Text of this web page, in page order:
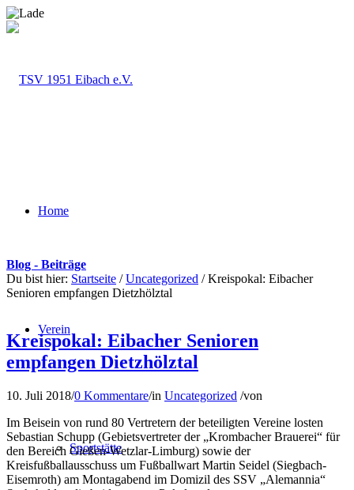
Home
Verein
Sportstätte
Blog - Beiträge
Du bist hier: Startseite / Uncategorized / Kreispokal: Eibacher
Senioren empfangen Dietzhölztal
Kreispokal: Eibacher Senioren
empfangen Dietzhölztal
10. Juli 2018/0 Kommentare/in Uncategorized /von
Im Beisein von rund 80 Vertretern der beteiligten Vereine losten
Sebastian Schupp (Gebietsvertreter der „Krombacher Brauerei“ für
den Bereich Gießen-Wetzlar-Limburg) sowie der
Kreisfußballausschuss um Fußballwart Martin Seidel (Siegbach-
Eisemroth) am Montagabend im Domizil des SSV „Alemannia“